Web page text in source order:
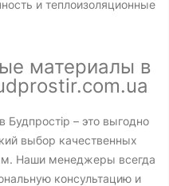
и теплоизоляционные
материалы в
– это выгодно
выбор качественных
Наши менеджеры всегда
консультацию и